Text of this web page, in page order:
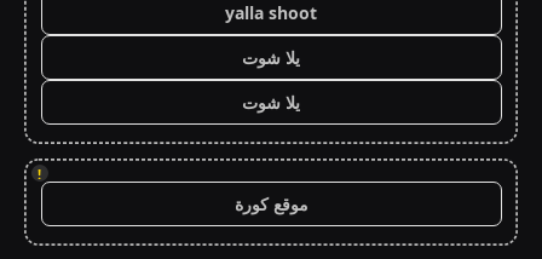
yalla shoot
يلا شوت
يلا شوت
!
موقع كورة